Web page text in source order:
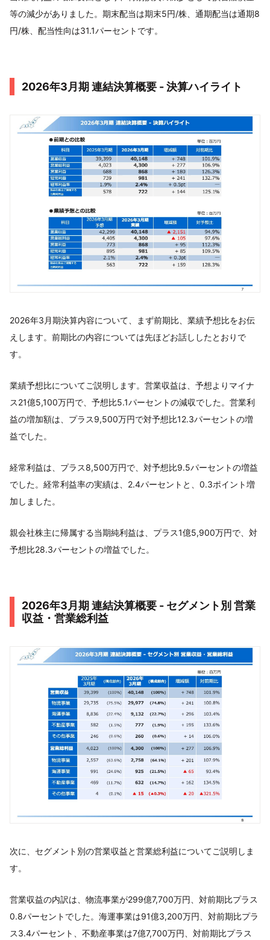
等の減少がありました。期末配当は期末5円/株、通期配当は通期8
円/株、配当性向は31.1パーセントです。
2026年3月期 連結決算概要 - 決算ハイライト
2026年3月期決算内容について、まず前期比、業績予想比をお伝
えします。前期比の内容については先ほどお話ししたとおりで
す。
業績予想比についてご説明します。営業収益は、予想よりマイナ
ス21億5,100万円で、予想比5.1パーセントの減収でした。営業利
益の増加額は、プラス9,500万円で対予想比12.3パーセントの増
益でした。
経常利益は、プラス8,500万円で、対予想比9.5パーセントの増益
でした。経常利益率の実績は、2.4パーセントと、0.3ポイント増
加しました。
親会社株主に帰属する当期純利益は、プラス1億5,900万円で、対
予想比28.3パーセントの増益でした。
2026年3月期 連結決算概要 - セグメント別 営業
収益・営業総利益
次に、セグメント別の営業収益と営業総利益についてご説明しま
す。
営業収益の内訳は、物流事業が299億7,700万円、対前期比プラス
0.8パーセントでした。海運事業は91億3,200万円、対前期比プラ
ス3.4パーセント、不動産事業は7億7,700万円、対前期比プラス